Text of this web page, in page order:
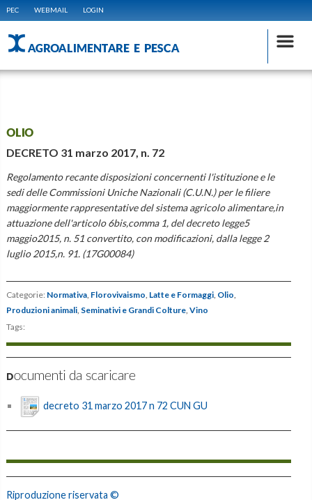
PEC WEBMAIL LOGIN
AGROALIMENTARE E PESCA
OLIO
DECRETO 31 marzo 2017, n. 72
Regolamento recante disposizioni concernenti l'istituzione e le
sedi delle Commissioni Uniche Nazionali (C.U.N.) per le filiere
maggiormente rappresentative del sistema agricolo alimentare,in
attuazione dell'articolo 6bis,comma 1, del decreto legge5
maggio2015, n. 51 convertito, con modificazioni, dalla legge 2
luglio 2015,n. 91. (17G00084)
Categorie: Normativa, Florovivaismo, Latte e Formaggi, Olio,
Produzioni animali, Seminativi e Grandi Colture, Vino
Tags:
Documenti da scaricare
decreto 31 marzo 2017 n 72 CUN GU
Riproduzione riservata ©